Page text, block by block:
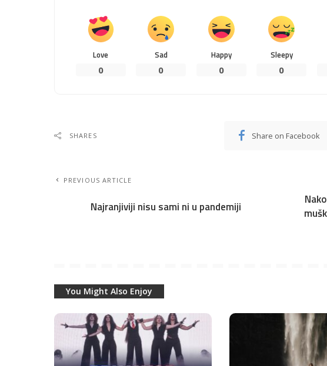
Love
0
Sad
0
Happy
0
Sleepy
0
SHARES Share on Facebook
PREVIOUS ARTICLE
Najranjiviji nisu sami ni u pandemiji
You Might Also Enjoy